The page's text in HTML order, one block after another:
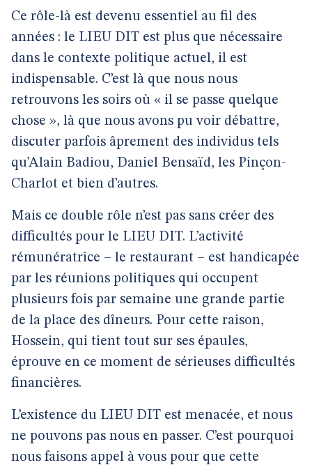
Ce rôle-là est devenu essentiel au fil des
années : le LIEU DIT est plus que nécessaire
dans le contexte politique actuel, il est
indispensable. C’est là que nous nous
retrouvons les soirs où « il se passe quelque
chose », là que nous avons pu voir débattre,
discuter parfois âprement des individus tels
qu’Alain Badiou, Daniel Bensaïd, les Pinçon-
Charlot et bien d’autres.
Mais ce double rôle n’est pas sans créer des
difficultés pour le LIEU DIT. L’activité
rémunératrice – le restaurant – est handicapée
par les réunions politiques qui occupent
plusieurs fois par semaine une grande partie
de la place des dîneurs. Pour cette raison,
Hossein, qui tient tout sur ses épaules,
éprouve en ce moment de sérieuses difficultés
financières.
L’existence du LIEU DIT est menacée, et nous
ne pouvons pas nous en passer. C’est pourquoi
nous faisons appel à vous pour que cette